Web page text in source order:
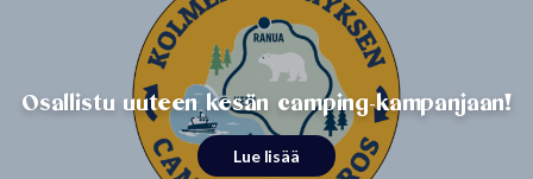
Osallistu uuteen kesän camping-kampanjaan!
Lue lisää